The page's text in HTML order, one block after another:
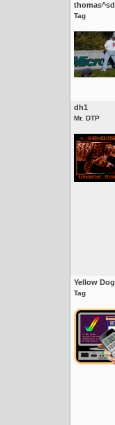
thomas^sd
Tag
dh1
Mr. DTP
Yellow Dog
Tag